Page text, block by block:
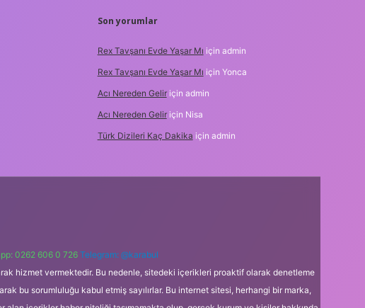
Son yorumlar
Rex Tavşanı Evde Yaşar Mı için admin
Rex Tavşanı Evde Yaşar Mı için Yonca
Acı Nereden Geliriçin admin
Acı Nereden Geliriçin Nisa
Türk Dizileri Kaç Dakika için admin
0262 606 0 726 Telegram: @karabul
hizmet vermektedir. Bu nedenle, sitedeki içerikleri proaktif olarak denetleme
bu sorumluluğu kabul etmiş sayılırlar. Bu internet sitesi, herhangi bir marka,